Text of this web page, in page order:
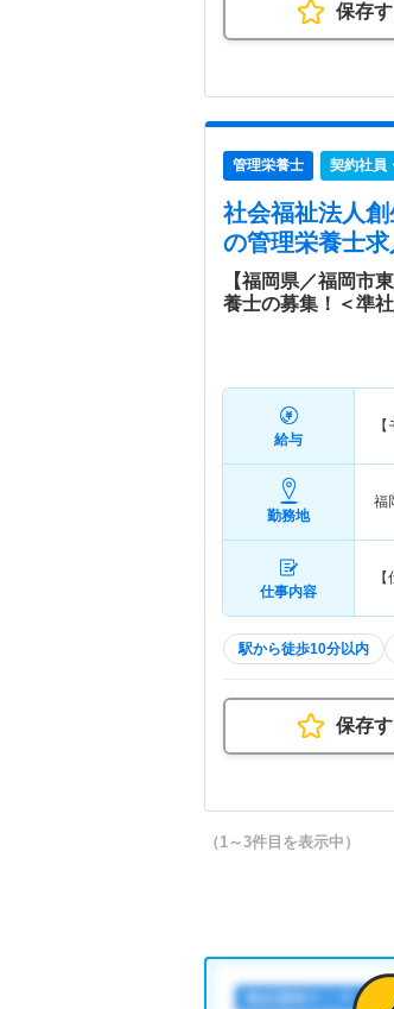
保存
管理栄養士 契約社員
社会福祉法人
の管理栄養士
【福岡県／福岡市
養士の募集！＜準
給与
勤務地
福
仕事内容
駅から徒歩10分以内
保存
（1～3件目を表示中）